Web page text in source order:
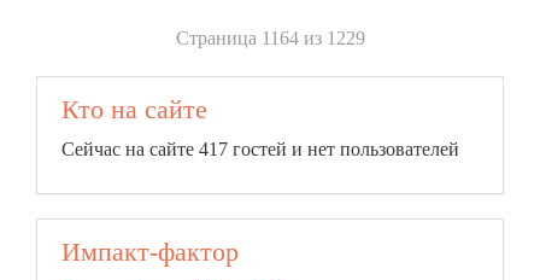
Страница 1164 из 1229
Кто на сайте
Сейчас на сайте 417 гостей и нет пользователей
Импакт-фактор